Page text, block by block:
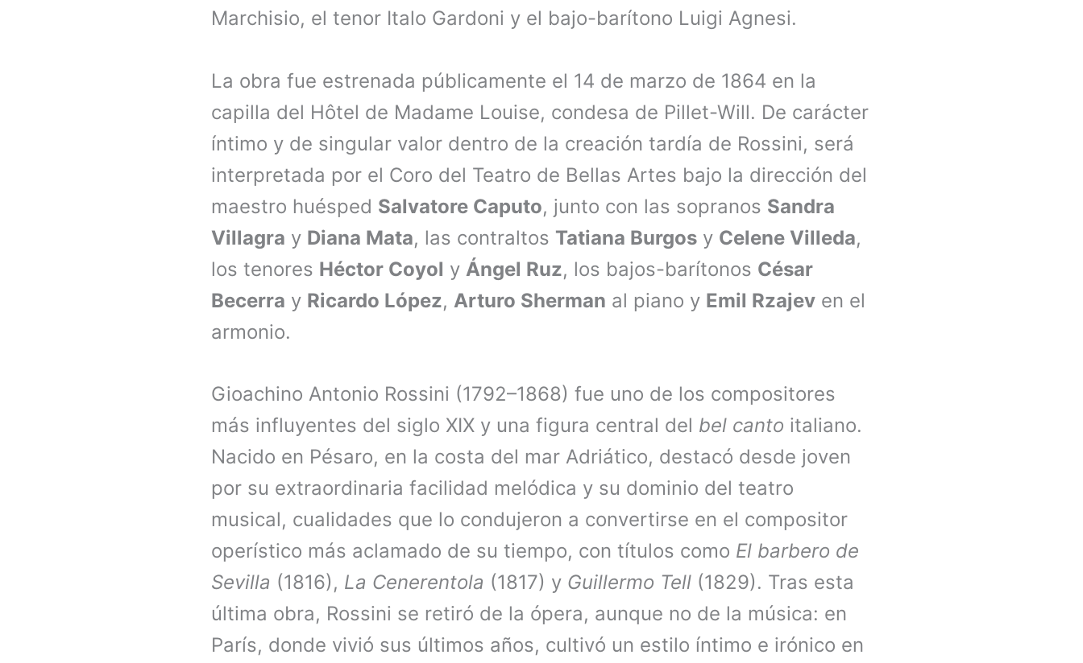
Marchisio, el tenor Italo Gardoni y el bajo-barítono Luigi Agnesi.
La obra fue estrenada públicamente el 14 de marzo de 1864 en la
capilla del Hôtel de Madame Louise, condesa de Pillet-Will. De carácter
íntimo y de singular valor dentro de la creación tardía de Rossini, será
interpretada por el Coro del Teatro de Bellas Artes bajo la dirección del
maestro huésped Salvatore Caputo, junto con las sopranos Sandra
Villagra y Diana Mata, las contraltos Tatiana Burgos y Celene Villeda,
los tenores Héctor Coyol y Ángel Ruz, los bajos-barítonos César
Becerra y Ricardo López, Arturo Sherman al piano y Emil Rzajev en el
armonio.
Gioachino Antonio Rossini (1792–1868) fue uno de los compositores
más influyentes del siglo XIX y una figura central del bel canto italiano.
Nacido en Pésaro, en la costa del mar Adriático, destacó desde joven
por su extraordinaria facilidad melódica y su dominio del teatro
musical, cualidades que lo condujeron a convertirse en el compositor
operístico más aclamado de su tiempo, con títulos como El barbero de
Sevilla (1816), La Cenerentola (1817) y Guillermo Tell (1829). Tras esta
última obra, Rossini se retiró de la ópera, aunque no de la música: en
París, donde vivió sus últimos años, cultivó un estilo íntimo e irónico en